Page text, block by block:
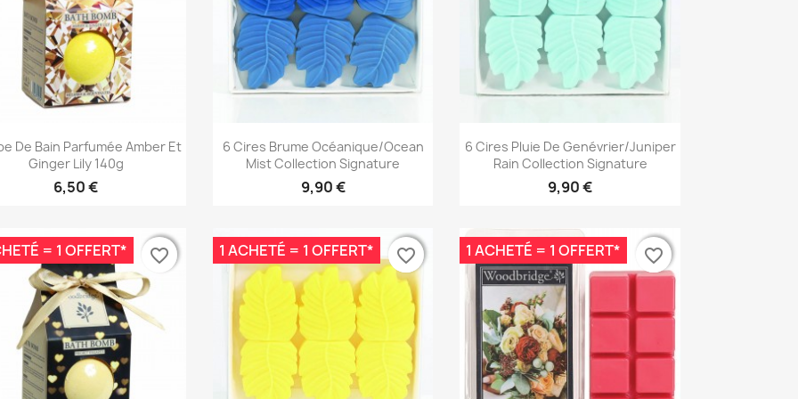
Aperçu rapide
De Bain Parfumée Amber Et
Ginger Lily 140g
6,50 €
Aperçu rapide
6 Cires Brume Océanique/Ocean
Mist Collection Signature
9,90 €
Aperçu rapide
6 Cires Pluie De Genévrier/Juniper
Rain Collection Signature
9,90 €
= 1 OFFERT* favorite_border
favorite_border 1 ACHETÉ = 1 OFFERT* favorite_border
favorite_border 1 ACHETÉ = 1 OFFERT* favorite_border
favorite_border